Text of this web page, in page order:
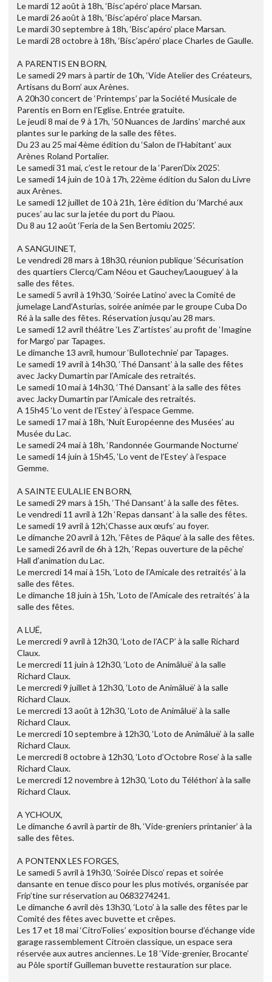
Le mardi 12 août à 18h, ‘Bisc’apéro’ place Marsan.
Le mardi 26 août à 18h, ‘Bisc’apéro’ place Marsan.
Le mardi 30 septembre à 18h, ‘Bisc’apéro’ place Marsan.
Le mardi 28 octobre à 18h, ‘Bisc’apéro’ place Charles de Gaulle.
A PARENTIS EN BORN,
Le samedi 29 mars à partir de 10h, ‘Vide Atelier des Créateurs,
Artisans du Born’ aux Arènes.
A 20h30 concert de ‘Printemps’ par la Société Musicale de
Parentis en Born en l’Eglise. Entrée gratuite.
Le jeudi 8 mai de 9 à 17h, ’50 Nuances de Jardins’ marché aux
plantes sur le parking de la salle des fêtes.
Du 23 au 25 mai 4ème édition du ‘Salon de l’Habitant’ aux
Arènes Roland Portalier.
Le samedi 31 mai, c’est le retour de la ‘Paren’Dix 2025’.
Le samedi 14 juin de 10 à 17h, 22ème édition du Salon du Livre
aux Arènes.
Le samedi 12 juillet de 10 à 21h, 1ère édition du ‘Marché aux
puces’ au lac sur la jetée du port du Piaou.
Du 8 au 12 août ‘Feria de la Sen Bertomiu 2025’.
A SANGUINET,
Le vendredi 28 mars à 18h30, réunion publique ‘Sécurisation
des quartiers Clercq/Cam Néou et Gauchey/Laouguey’ à la
salle des fêtes.
Le samedi 5 avril à 19h30, ‘Soirée Latino’ avec la Comité de
jumelage Land’Asturias, soirée animée par le groupe Cuba Do
Ré à la salle des fêtes. Réservation jusqu’au 28 mars.
Le samedi 12 avril théâtre ‘Les Z’artistes’ au profit de ‘Imagine
for Margo’ par Tapages.
Le dimanche 13 avril, humour ‘Bullotechnie’ par Tapages.
Le samedi 19 avril à 14h30, ‘Thé Dansant’ à la salle des fêtes
avec Jacky Dumartin par l’Amicale des retraités.
Le samedi 10 mai à 14h30, ‘Thé Dansant’ à la salle des fêtes
avec Jacky Dumartin par l’Amicale des retraités.
A 15h45 ‘Lo vent de l’Estey’ à l’espace Gemme.
Le samedi 17 mai à 18h, ‘Nuit Européenne des Musées’ au
Musée du Lac.
Le samedi 24 mai à 18h, ‘Randonnée Gourmande Nocturne’
Le samedi 14 juin à 15h45, ‘Lo vent de l’Estey’ à l’espace
Gemme.
A SAINTE EULALIE EN BORN,
Le samedi 29 mars à 15h, ‘Thé Dansant’ à la salle des fêtes.
Le vendredi 11 avril à 12h ‘Repas dansant’ à la salle des fêtes.
Le samedi 19 avril à 12h,‘Chasse aux œufs’ au foyer.
Le dimanche 20 avril à 12h, ‘Fêtes de Pâque’ à la salle des fêtes.
Le samedi 26 avril de 6h à 12h, ‘Repas ouverture de la pêche’
Hall d’animation du Lac.
Le mercredi 14 mai à 15h, ‘Loto de l’Amicale des retraités’ à la
salle des fêtes.
Le dimanche 18 juin à 15h, ‘Loto de l’Amicale des retraités’ à la
salle des fêtes.
A LUË,
Le mercredi 9 avril à 12h30, ‘Loto de l’ACP’ à la salle Richard
Claux.
Le mercredi 11 juin à 12h30, ‘Loto de Animâluë’ à la salle
Richard Claux.
Le mercredi 9 juillet à 12h30, ‘Loto de Animâluë’ à la salle
Richard Claux.
Le mercredi 13 août à 12h30, ‘Loto de Animâluë’ à la salle
Richard Claux.
Le mercredi 10 septembre à 12h30, ‘Loto de Animâluë’ à la salle
Richard Claux.
Le mercredi 8 octobre à 12h30, ‘Loto d’Octobre Rose’ à la salle
Richard Claux.
Le mercredi 12 novembre à 12h30, ‘Loto du Téléthon’ à la salle
Richard Claux.
A YCHOUX,
Le dimanche 6 avril à partir de 8h, ‘Vide-greniers printanier’ à la
salle des fêtes.
A PONTENX LES FORGES,
Le samedi 5 avril à 19h30, ‘Soirée Disco’ repas et soirée
dansante en tenue disco pour les plus motivés, organisée par
Frip’tine sur réservation au 0683274241.
Le dimanche 6 avril dès 13h30, ‘Loto’ à la salle des fêtes par le
Comité des fêtes avec buvette et crêpes.
Les 17 et 18 mai ‘Citro’Folies’ exposition bourse d’échange vide
garage rassemblement Citroën classique, un espace sera
réservée aux autres anciennes. Le 18 ‘Vide-grenier, Brocante’
au Pôle sportif Guilleman buvette restauration sur place.